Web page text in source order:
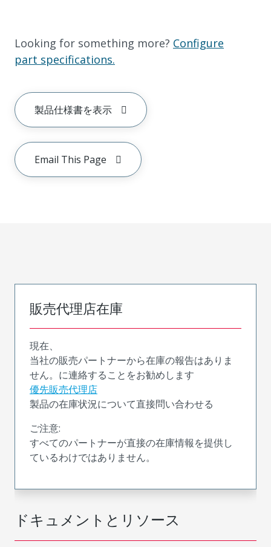
Looking for something more? Configure
part specifications.
製品仕様書を表示
Email This Page
ドキュメントとリソース
販売代理店在庫
現在、
当社の販売パートナーから在庫の報告はありま
せん。に連絡することをお勧めします
優先販売代理店
製品の在庫状況について直接問い合わせる
ご注意:
すべてのパートナーが直接の在庫情報を提供し
ているわけではありません。